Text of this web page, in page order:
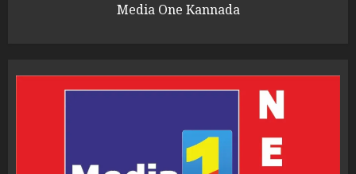
Media One Kannada